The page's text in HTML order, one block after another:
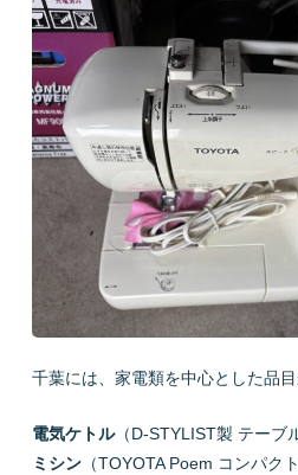
千葉には、家電類を中心とした品目
電気ケトル（D-STYLIST製 テーブ
ミシン（TOYOTA Poem コンパクト